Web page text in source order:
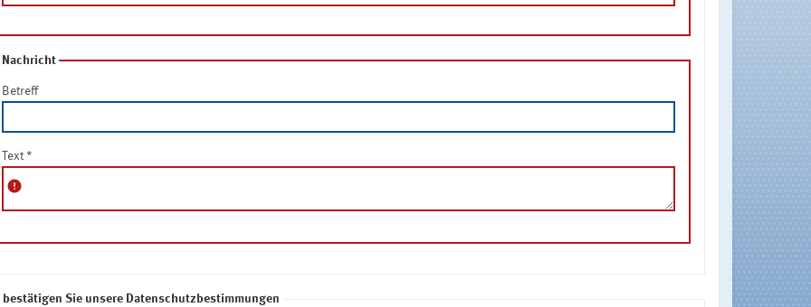
Nachricht
Betreff
Text *
error
Sie unsere Datenschutzbestimmungen